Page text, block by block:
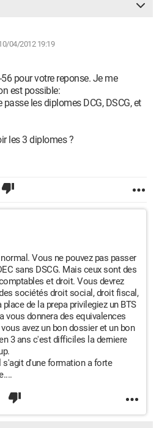
04/2012 19:19
pour votre reponse. Je me
est possible:
les diplomes DCG, DSCG, et
les 3 diplomes ?
Vous ne pouvez pas passer
sans DSCG. Mais ceux sont des
et droit. Vous devrez
sociétés droit social, droit fiscal,
de la prepa privilegiez un BTS
vous donnera des equivalences
avez un bon dossier et un bon
3 ans c'est difficiles la derniere
d'une formation a forte